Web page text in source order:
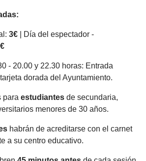
3€ | Día del espectador -
- 20.00 y 22.30 horas: Entrada
dorada del Ayuntamiento.
para estudiantes de secundaria,
menores de 30 años.
habrán de acreditarse con el carnet
a su centro educativo.